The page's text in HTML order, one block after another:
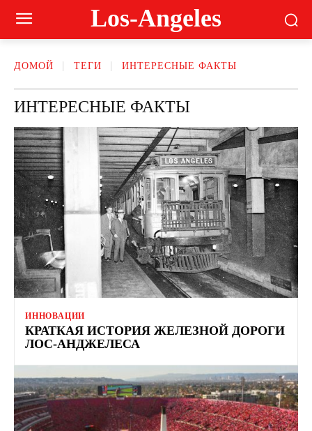
Los-Angeles
ДОМОЙ ТЕГИ ИНТЕРЕСНЫЕ ФАКТЫ
ИНТЕРЕСНЫЕ ФАКТЫ
ИННОВАЦИИ
КРАТКАЯ ИСТОРИЯ ЖЕЛЕЗНОЙ ДОРОГИ
ЛОС-АНДЖЕЛЕСА